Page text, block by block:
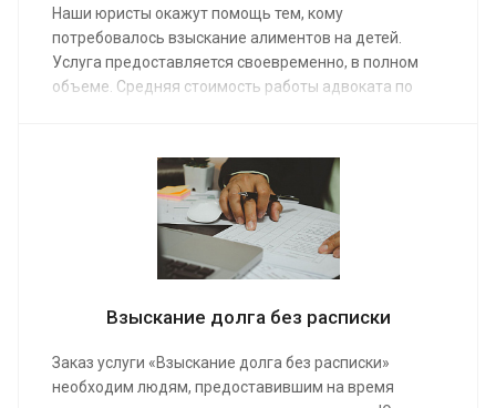
Наши юристы окажут помощь тем, кому
потребовалось взыскание алиментов на детей.
Услуга предоставляется своевременно, в полном
объеме. Средняя стоимость работы адвоката по
которые проведут консультацию, оформят
документы и рассчитают максимальную сумму
Взыскание долга без расписки
Заказ услуги «Взыскание долга без расписки»
необходим людям, предоставившим на время